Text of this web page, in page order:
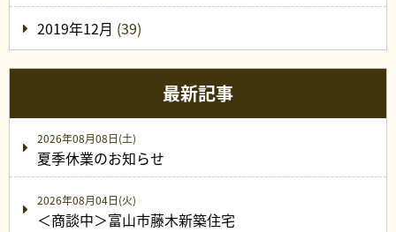
2019年12月 (39)
最新記事
2026年08月08日(土)
夏季休業のお知らせ
2026年08月04日(火)
＜商談中＞富山市藤木新築住宅